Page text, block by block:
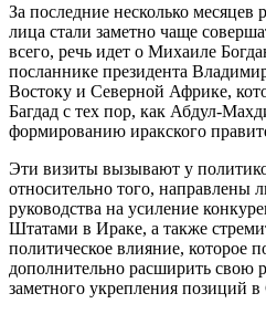
За последние несколько
лица стали заметно чаще
всего, речь идет о Михаиле
посланнике президента
Востоку и Северной Африке,
Багдад с тех пор, как Абдул-
формированию иракского
Эти визиты вызывают у
относительно того, направлены
руководства на усиление
Штатами в Ираке, а также
политическое влияние, которое
дополнительно расширить свою
заметного укрепления позиций